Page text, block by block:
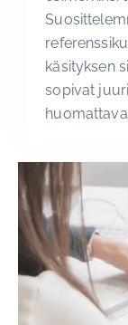
käsityksen
sopivat